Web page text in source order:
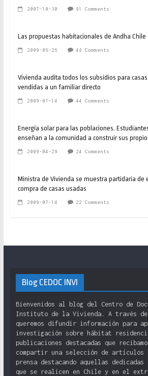
2007-10-30 91 Comments
Las propuestas habitacionales de Andha Chile
2009-06-26 48 Comments
Vivienda audita todos los subsidios para
vendidas a un familiar directo
2009-07-14 44 Comments
Energía solar para las poblaciones.
enseñan a la comunidad a construir sus
2009-04-29 24 Comments
Ministra de Vivienda se muestra partidaria de
compra de casas usadas
2009-07-14 22 Comments
Blog CEDOC INVI
Bienvenidos al blog del Centro de
Instituto de la Vivienda. A través
queremos difundir información para
investigación sobre hábitat
publicaciones destacadas que
compartir una selección de artículos
prensa destacando aquellas
que se realicen en Chile y en el